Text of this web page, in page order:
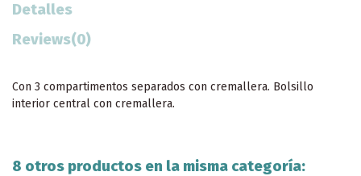
Detalles
Reviews(0)
Con 3 compartimentos separados con cremallera. Bolsillo
interior central con cremallera.
8 otros productos en la misma categoría: